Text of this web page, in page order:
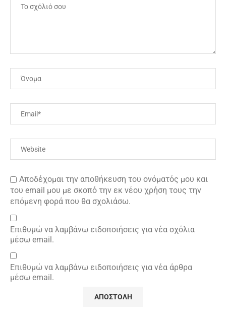
Αποδέχομαι την αποθήκευση του ονόματός μου και
του email μου με σκοπό την εκ νέου χρήση τους την
επόμενη φορά που θα σχολιάσω.
Επιθυμώ να λαμβάνω ειδοποιήσεις για νέα σχόλια
μέσω email.
Επιθυμώ να λαμβάνω ειδοποιήσεις για νέα άρθρα
μέσω email.